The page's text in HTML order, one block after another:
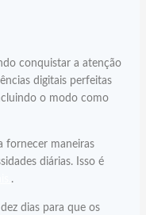
conquistar a atenção
digitais perfeitas
o modo como
fornecer maneiras
diárias. Isso é
.
dias para que os